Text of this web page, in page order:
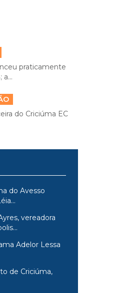
praticamente
a...
do Criciúma EC
do Avesso
vereadora
Adelor Lessa
de Criciúma,